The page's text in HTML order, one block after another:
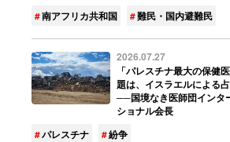
南アフリカ共和国
難民・国内避難民
2026.07.27
「パレスチナ最大の保健
題は、イスラエルによる占
──国境なき医師団インタ
ショナル会長
パレスチナ
紛争